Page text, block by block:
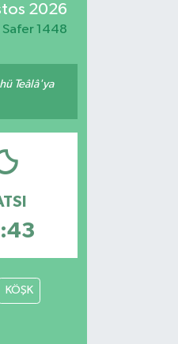
2026
Safer 1448
Teâlâ'ya
KÖŞK